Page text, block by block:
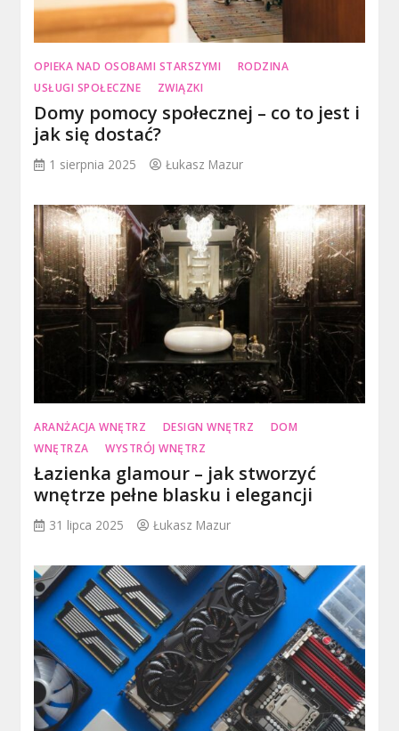
OPIEKA NAD OSOBAMI STARSZYMI
RODZINA
USŁUGI SPOŁECZNE
ZWIĄZKI
Domy pomocy społecznej – co to jest i
jak się dostać?
1 sierpnia 2025 Łukasz Mazur
ARANŻACJA WNĘTRZ DESIGN WNĘTRZ
DOM
WNĘTRZA
WYSTRÓJ WNĘTRZ
Łazienka glamour – jak stworzyć
wnętrze pełne blasku i elegancji
31 lipca 2025 Łukasz Mazur